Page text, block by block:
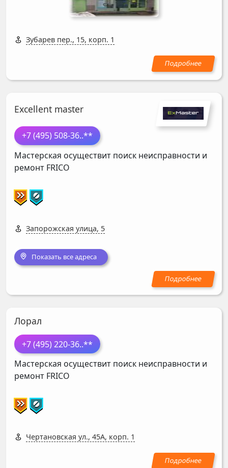
Зубарев пер., 15, корп. 1
Excellent master
+7 (495) 508-36..**
Мастерская осуществит поиск неисправности и
ремонт FRICO
Запорожская улица, 5
Показать все адреса
Лорал
+7 (495) 220-36..**
Мастерская осуществит поиск неисправности и
ремонт FRICO
Чертановская ул., 45А, корп. 1